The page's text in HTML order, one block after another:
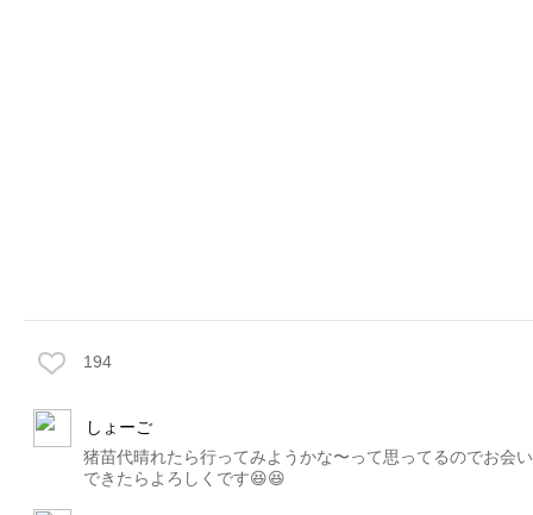
194
しょーご
猪苗代晴れたら行ってみようかな〜って思ってるのでお会い
できたらよろしくです😆😆